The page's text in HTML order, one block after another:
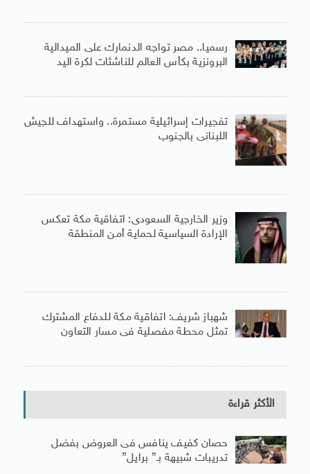
رسميا.. مصر تواجه الدنمارك على الميدالية
البرونزية بكأس العالم للناشئات لكرة اليد
تفجيرات إسرائيلية مستمرة.. واستهداف للجيش
اللبنانى بالجنوب
وزير الخارجية السعودى: اتفاقية مكة تعكس
الإرادة السياسية لحماية أمن المنطقة
شهباز شريف: اتفاقية مكة للدفاع المشترك
تمثل محطة مفصلية فى مسار التعاون
الأكثر قراءة
حصان كفيف ينافس فى العروض بفضل
تدريبات شبيهة بـ” برايل”